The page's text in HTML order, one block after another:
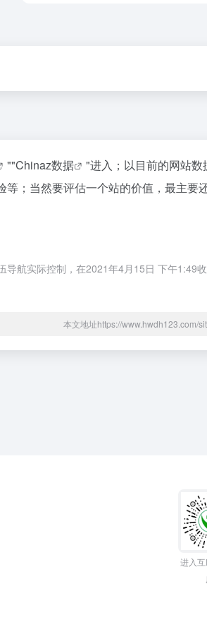
""Chinaz数据
"进入；以目前的网站
；当然要评估一个站的价值，最主要
航实际控制，在2021年4月15日 下午1:49
本文地址https://www.hwdh123.com/
进入